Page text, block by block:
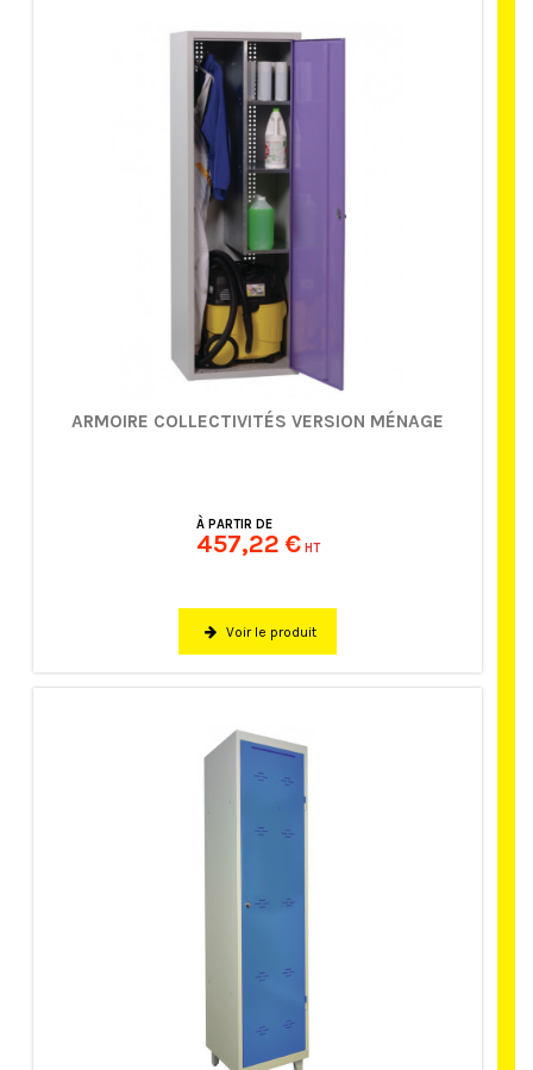
ARMOIRE COLLECTIVITÉS VERSION MÉNAGE
À PARTIR DE
457,22 € HT
Voir le produit